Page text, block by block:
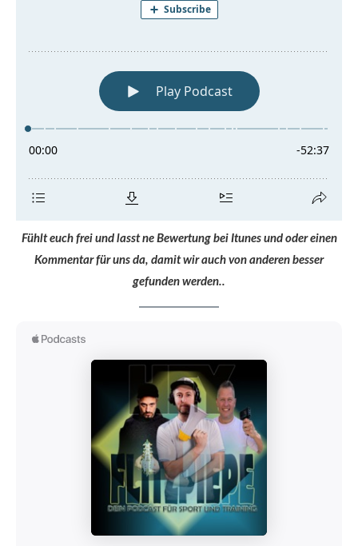
Fühlt euch frei und lasst ne Bewertung bei Itunes und oder einen
Kommentar für uns da, damit wir auch von anderen besser
gefunden werden..